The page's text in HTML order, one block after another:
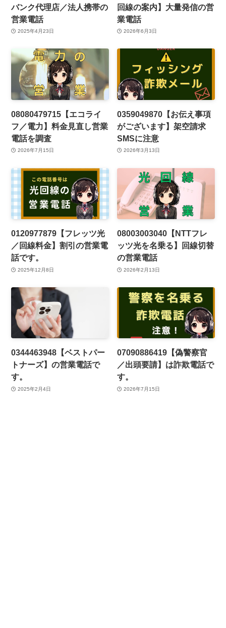
バンク代理店／法人携帯の
営業電話
2025年4月23日
回線の案内】大量発信の営
業電話
2026年6月3日
08080479715【エコライ
フ／電力】料金見直し営業
電話を調査
2026年7月15日
0359049870【お伝え事項
がございます】架空請求
SMSに注意
2026年3月13日
0120977879【フレッツ光
／回線料金】割引の営業電
話です。
2025年12月8日
08003003040【NTTフレ
ッツ光を名乗る】回線切替
の営業電話
2026年2月13日
0344463948【ベストパー
トナーズ】の営業電話で
す。
2025年2月4日
07090886419【偽警察官
／出頭要請】は詐欺電話で
す。
2026年7月15日